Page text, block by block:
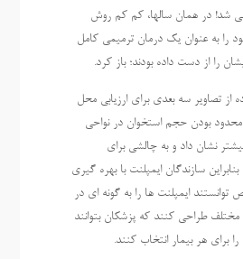
شد! در همان سالها، کم کم روش
را به عنوان یک درمان ترمیمی کامل
را از دست داده بودند؛ باز کرد.
از تصاویر سه بعدی برای ارزیابی محل
بودن حجم استخوان در نواحی
نشان داد و به چالشی برای
سازندگان ایمپلنت با بهره گیری
ایمپلنت ها را به گونه ای در
مختلف طراحی کنند که پزشکان بتوانند
برای هر بیمار انتخاب کنند.